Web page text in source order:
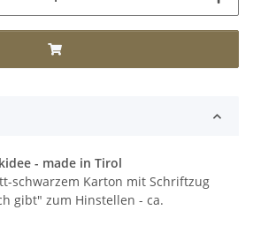
- made in Tirol
schwarzem Karton mit Schriftzug
gibt" zum Hinstellen - ca.